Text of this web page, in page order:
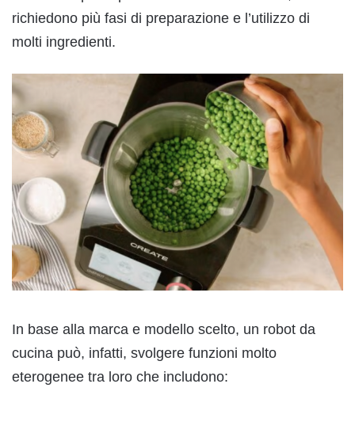
richiedono più fasi di preparazione e l’utilizzo di
molti ingredienti.
In base alla marca e modello scelto, un robot da
cucina può, infatti, svolgere funzioni molto
eterogenee tra loro che includono: